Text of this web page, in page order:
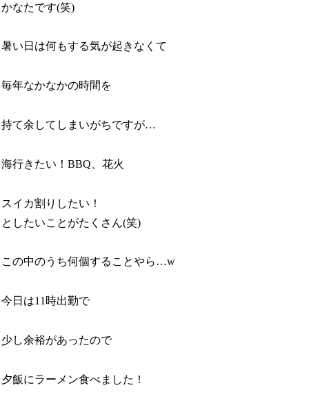
かなたです(笑)
暑い日は何もする気が起きなくて
毎年なかなかの時間を
持て余してしまいがちですが…
海行きたい！BBQ、花火
スイカ割りしたい！
としたいことがたくさん(笑)
この中のうち何個することやら…w
今日は11時出勤で
少し余裕があったので
夕飯にラーメン食べました！